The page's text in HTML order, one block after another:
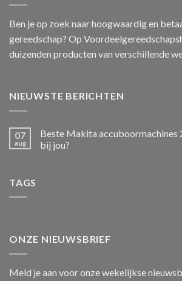
Ben je op zoek naar hoogwaardig en
gereedschap? Op
duizenden producten van verschillende
NIEUWSTE BERICHTEN
07
aug
Beste Makita accuboormachines
bij jou?
TAGS
ONZE NIEUWSBRIEF
Meld je aan voor onze wekelijkse